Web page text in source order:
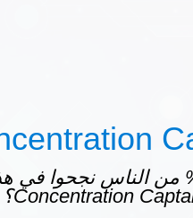
4.2% من الناس نجحوا في